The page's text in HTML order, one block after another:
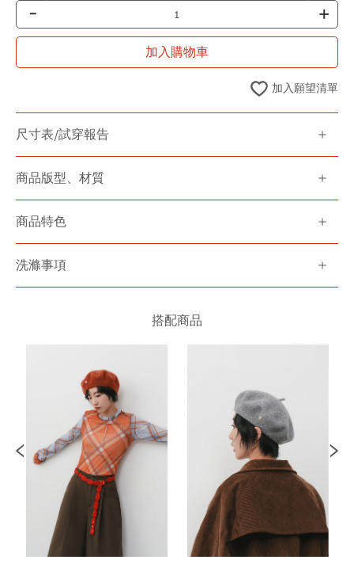
- +
加入購物車
加入願望清單
尺寸表/試穿報告
商品版型、材質
商品特色
洗滌事項
搭配商品